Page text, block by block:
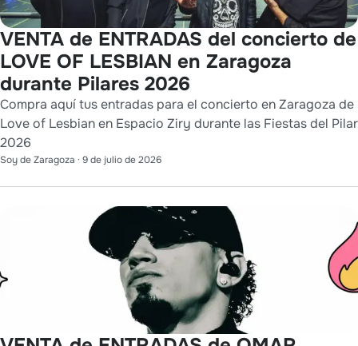
VENTA de ENTRADAS del concierto de
LOVE OF LESBIAN en Zaragoza
durante Pilares 2026
Compra aquí tus entradas para el concierto en Zaragoza de
Love of Lesbian en Espacio Ziry durante las Fiestas del Pilar
2026
Soy de Zaragoza · 9 de julio de 2026